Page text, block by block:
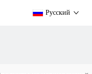
Pусский